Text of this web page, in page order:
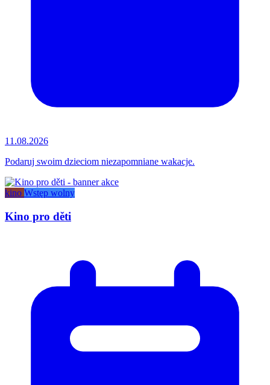
11.08.2026
Podaruj swoim dzieciom niezapomniane wakacje.
kino Wstęp wolny
Kino pro děti